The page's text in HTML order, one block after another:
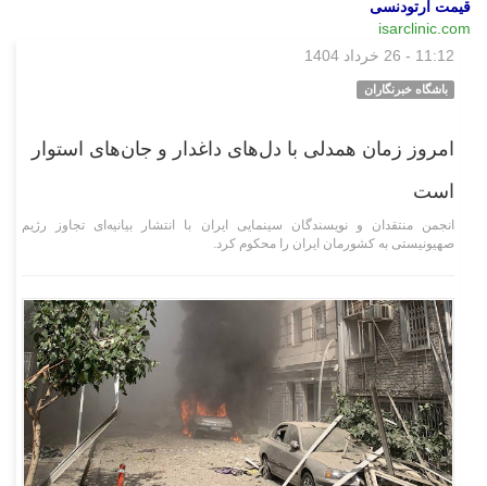
قیمت ارتودنسی
isarclinic.com
11:12 - 26 خرداد 1404
باشگاه خبرنگاران
امروز زمان همدلی با دل‌های داغدار و جان‌های استوار
است
انجمن منتقدان و نویسندگان سینمایی ایران با انتشار بیانیه‌ای تجاوز رژیم
صهیونیستی به کشورمان ایران را محکوم کرد.